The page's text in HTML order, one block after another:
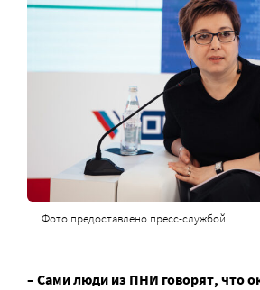
Фото предоставлено пресс-службой
– Сами люди из ПНИ говорят, что